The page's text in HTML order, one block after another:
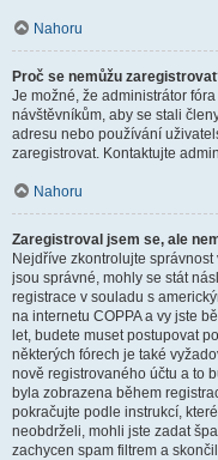
Nahoru
Proč se nemůžu
Je možné, že administrátor
návštěvníkům, aby se stali
adresu nebo používání
zaregistrovat. Kontaktujte
Nahoru
Zaregistroval jsem se, ale
Nejdříve zkontrolujte
jsou správné, mohly se stát
registrace v souladu s
na internetu COPPA a vy jste
let, budete muset postupovat
některých fórech je také
nově registrovaného účtu a to
byla zobrazena během
pokračujte podle instrukcí,
neobdrželi, mohli jste zadat
zachycen spam filtrem a